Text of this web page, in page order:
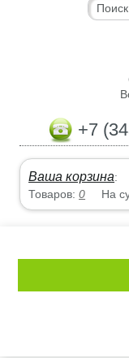
+7
Ваша корзина:
Товаров:0 На